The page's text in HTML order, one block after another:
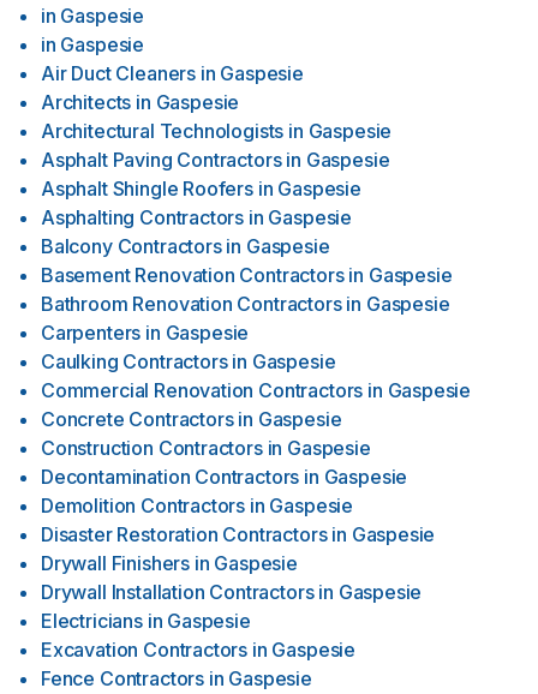
in Gaspesie
in Gaspesie
Air Duct Cleaners in Gaspesie
Architects in Gaspesie
Architectural Technologists in Gaspesie
Asphalt Paving Contractors in Gaspesie
Asphalt Shingle Roofers in Gaspesie
Asphalting Contractors in Gaspesie
Balcony Contractors in Gaspesie
Basement Renovation Contractors in Gaspesie
Bathroom Renovation Contractors in Gaspesie
Carpenters in Gaspesie
Caulking Contractors in Gaspesie
Commercial Renovation Contractors in Gaspesie
Concrete Contractors in Gaspesie
Construction Contractors in Gaspesie
Decontamination Contractors in Gaspesie
Demolition Contractors in Gaspesie
Disaster Restoration Contractors in Gaspesie
Drywall Finishers in Gaspesie
Drywall Installation Contractors in Gaspesie
Electricians in Gaspesie
Excavation Contractors in Gaspesie
Fence Contractors in Gaspesie